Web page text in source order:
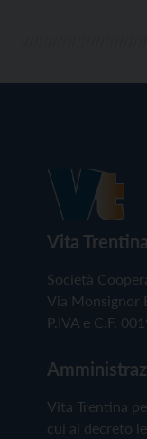
Vita
Società
Via Monsignor
P.IVA e C.F.
Vita Trentina
cui al decreto